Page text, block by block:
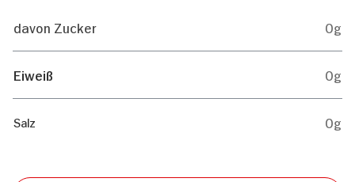
davon Zucker 0g
Eiweiß 0g
Salz 0g